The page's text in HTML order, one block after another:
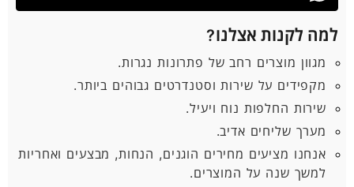
למה לקנות אצלנו?
מגוון מוצרים רחב של פתרונות נגרות.
מקפידים על שירות וסטנדרטים גבוהים ביותר.
שירות החלפות נוח ויעיל.
מערך שליחים אדיב.
אנחנו מציעים מחירים הוגנים, הנחות, מבצעים ואחריות
למשך שנה על המוצרים.